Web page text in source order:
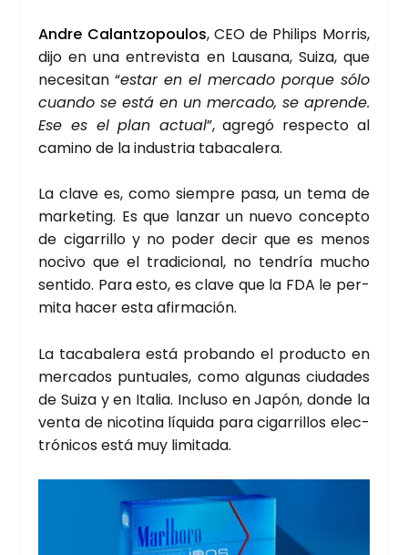
Andre Calan­tzo­pou­los, CEO de Phi­lips Morris,
dijo en una entre­vis­ta en Lau­sa­na, Sui­za, que
nece­si­tan “estar en el mer­ca­do por­que sólo
cuan­do se está en un mer­ca­do, se apren­de.
Ese es el plan actual”, agre­gó res­pec­to al
camino de la indus­tria taba­ca­le­ra.
La cla­ve es, como siem­pre pasa, un tema de
mar­ke­ting. Es que lan­zar un nue­vo con­cep­to
de ciga­rri­llo y no poder decir que es menos
noci­vo que el tra­di­cio­nal, no ten­dría mucho
sen­ti­do. Para esto, es cla­ve que la FDA le per­
mi­ta hacer esta afir­ma­ción.
La taca­ba­le­ra está pro­ban­do el pro­duc­to en
mer­ca­dos pun­tua­les, como algu­nas ciu­da­des
de Sui­za y en Ita­lia. Inclu­so en Japón, don­de la
ven­ta de nico­ti­na líqui­da para ciga­rri­llos elec­
tró­ni­cos está muy limi­ta­da.